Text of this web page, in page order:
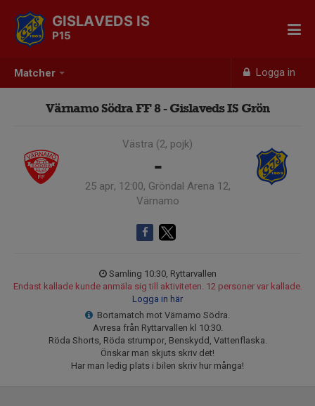
Matcher Logga in
GISLAVEDS IS
P15
Värnamo Södra FF 8 - Gislaveds IS Grön
Västra (2, pojk)
-
25 apr, 12:00, Gröndal Arena 12,
Värnamo
Samling 10:30, Ryttarvallen
Endast kallade kunde anmäla sig till aktiviteten. 12 personer var kallade.
Logga in här
Bortamatch mot Värnamo Södra.
Avresa från Ryttarvallen kl 10:30.
Röda Shorts, Röda strumpor, Benskydd, Vattenflaska.
Önskar man skjuts skriv det!
Har man ledig plats i bilen skriv hur många!